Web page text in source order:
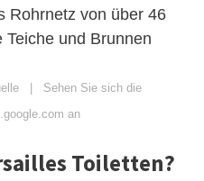
Rohrnetz von über 46
und Brunnen
| Sehen Sie sich die
an
Toiletten?